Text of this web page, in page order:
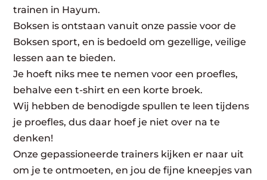
trainen in Hayum.
Boksen is ontstaan vanuit onze passie voor de
Boksen sport, en is bedoeld om gezellige, veilige
lessen aan te bieden.
Je hoeft niks mee te nemen voor een proefles,
behalve een t-shirt en een korte broek.
Wij hebben de benodigde spullen te leen tijdens
je proefles, dus daar hoef je niet over na te
denken!
Onze gepassioneerde trainers kijken er naar uit
om je te ontmoeten, en jou de fijne kneepjes van